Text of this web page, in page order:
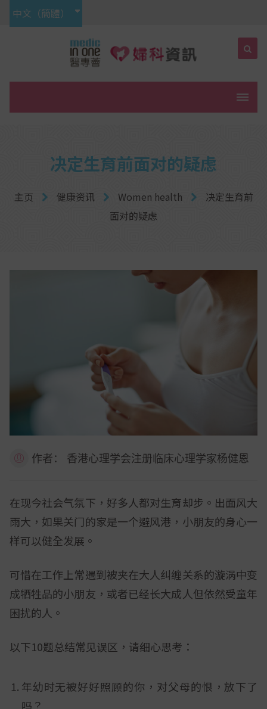
中文（簡體）
决定生育前面对的疑虑
主页 健康资讯 Women health
决定生育前
面对的疑虑
作者： 香港心理学会注册临床心理学家杨健恩
在现今社会气氛下，好多人都对生育却步。出面风大
雨大，如果关门的家是一个避风港，小朋友的身心一
样可以健全发展。
可惜在工作上常遇到被夹在大人纠缠关系的漩涡中变
成牺牲品的小朋友，或者已经长大成人但依然受童年
困扰的人。
以下10题总结常见误区，请细心思考：
年幼时无被好好照顾的你，对父母的恨，放下了
吗？